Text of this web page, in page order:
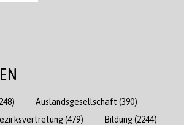
Auslandsgesellschaft (390)
(479) Bildung(2244)